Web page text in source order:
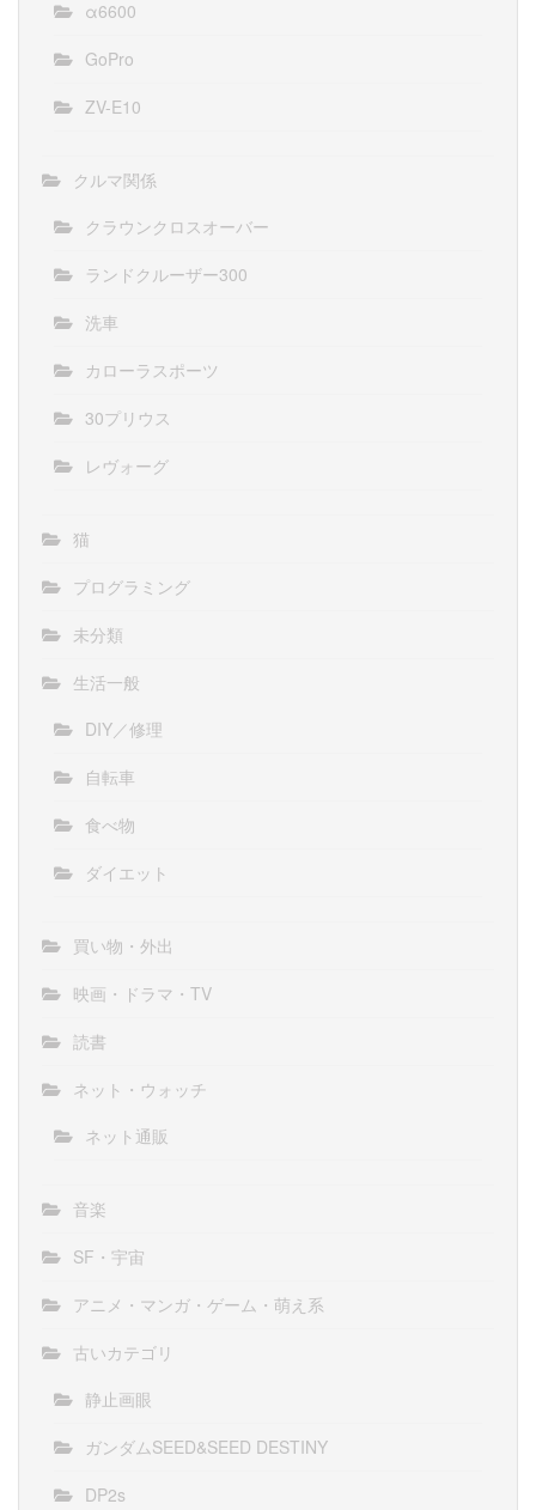
α6600
GoPro
ZV-E10
クルマ関係
クラウンクロスオーバー
ランドクルーザー300
洗車
カローラスポーツ
30プリウス
レヴォーグ
猫
プログラミング
未分類
生活一般
DIY／修理
自転車
食べ物
ダイエット
買い物・外出
映画・ドラマ・TV
読書
ネット・ウォッチ
ネット通販
音楽
SF・宇宙
アニメ・マンガ・ゲーム・萌え系
古いカテゴリ
静止画眼
ガンダムSEED&SEED DESTINY
DP2s